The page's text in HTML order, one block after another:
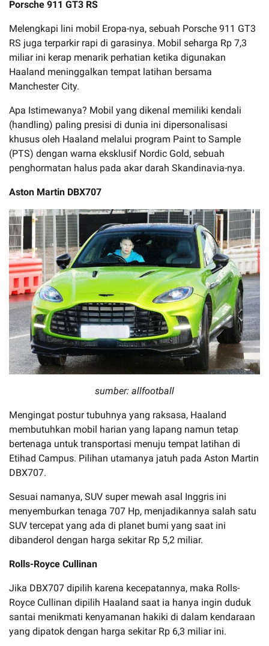
Porsche 911 GT3 RS
Melengkapi lini mobil Eropa-nya, sebuah Porsche 911 GT3
RS juga terparkir rapi di garasinya. Mobil seharga Rp 7,3
miliar ini kerap menarik perhatian ketika digunakan
Haaland meninggalkan tempat latihan bersama
Manchester City.
Apa Istimewanya? Mobil yang dikenal memiliki kendali
(handling) paling presisi di dunia ini dipersonalisasi
khusus oleh Haaland melalui program Paint to Sample
(PTS) dengan warna eksklusif Nordic Gold, sebuah
penghormatan halus pada akar darah Skandinavia-nya.
Aston Martin DBX707
sumber: allfootball
Mengingat postur tubuhnya yang raksasa, Haaland
membutuhkan mobil harian yang lapang namun tetap
bertenaga untuk transportasi menuju tempat latihan di
Etihad Campus. Pilihan utamanya jatuh pada Aston Martin
DBX707.
Sesuai namanya, SUV super mewah asal Inggris ini
menyemburkan tenaga 707 Hp, menjadikannya salah satu
SUV tercepat yang ada di planet bumi yang saat ini
dibanderol dengan harga sekitar Rp 5,2 miliar.
Rolls-Royce Cullinan
Jika DBX707 dipilih karena kecepatannya, maka Rolls-
Royce Cullinan dipilih Haaland saat ia hanya ingin duduk
santai menikmati kenyamanan hakiki di dalam kendaraan
yang dipatok dengan harga sekitar Rp 6,3 miliar ini.